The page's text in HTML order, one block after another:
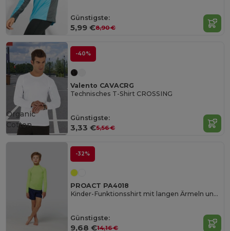
Günstigste:
5,99 €8,90 €
-40%
Valento CAVACRG
Technisches T-Shirt CROSSING
Günstigste:
3,33 €5,56 €
Organic
Cotton
-32%
PROACT PA4018
Kinder-Funktionsshirt mit langen Ärmeln und UV-Schutz
Günstigste:
9,68 €14,16 €